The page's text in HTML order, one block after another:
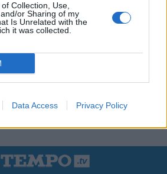
Collection, Use,
or Sharing of my
Is Unrelated with the
it was collected.
Data Access Privacy Policy